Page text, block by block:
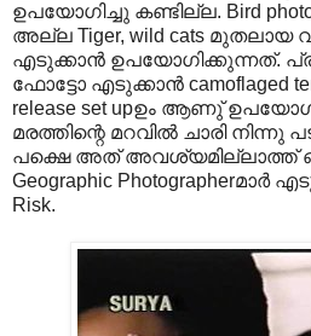
ഉപയോഗിച്ചു കണ്ടില്ല. Bird
അല്ല Tiger, wild cats
എടുക്കാന്‍ ഉപയോഗിക്കുന്നത്.
ഫോട്ടോ എടുക്കാന്‍ camoflaged
release set upഉം ആണു്
മരത്തിന്റെ മറവില്‍ ചാരി നിന്നു
പക്ഷെ അത് അവശ്യമില്ലാത്ത്
Geographic Photographerമാര്‍
Risk.